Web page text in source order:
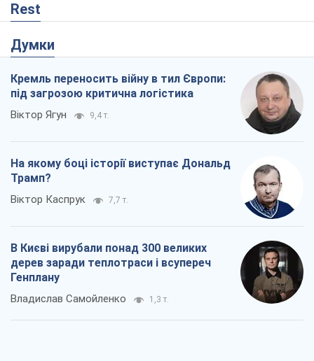
Rest
Думки
Кремль переносить війну в тил Європи:
під загрозою критична логістика
Віктор Ягун 9,4 т.
На якому боці історії виступає Дональд
Трамп?
Віктор Каспрук 7,7 т.
В Києві вирубали понад 300 великих
дерев заради теплотраси і всупереч
Генплану
Владислав Самойленко 1,3 т.